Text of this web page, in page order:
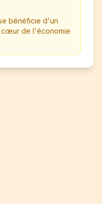
bénéficie d'un
cœur de l'économie